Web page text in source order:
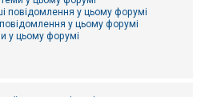
повідомлення у цьому форумі
у цьому форумі
у цьому форумі